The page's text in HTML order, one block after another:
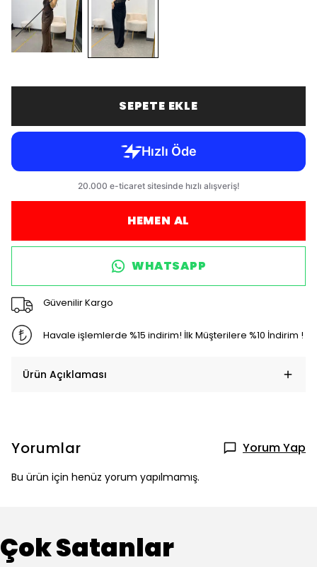
SEPETE EKLE
HEMEN AL
WHATSAPP
Güvenilir Kargo
Havale işlemlerde %15 indirim! İlk Müşterilere %10 İndirim !
Ürün Açıklaması
Yorumlar Yorum Yap
Bu ürün için henüz yorum yapılmamış.
Çok Satanlar